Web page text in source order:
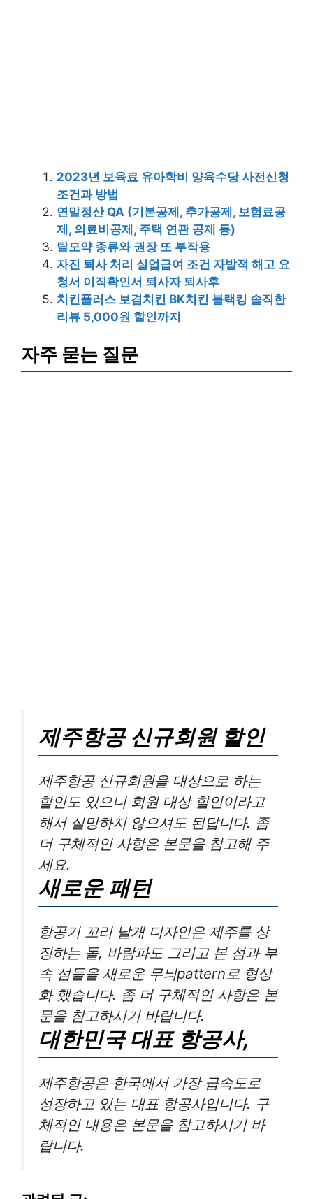
2023년 보육료 유아학비 양육수당 사전신청
조건과 방법
연말정산 QA (기본공제, 추가공제, 보험료공
제, 의료비공제, 주택 연관 공제 등)
탈모약 종류와 권장 또 부작용
자진 퇴사 처리 실업급여 조건 자발적 해고 요
청서 이직확인서 퇴사자 퇴사후
치킨플러스 보겸치킨 BK치킨 블랙킹 솔직한
리뷰 5,000원 할인까지
자주 묻는 질문
제주항공 신규회원 할인
제주항공 신규회원을 대상으로 하는
할인도 있으니 회원 대상 할인이라고
해서 실망하지 않으셔도 된답니다. 좀
더 구체적인 사항은 본문을 참고해 주
세요.
새로운 패턴
항공기 꼬리 날개 디자인은 제주를 상
징하는 돌, 바람파도 그리고 본 섬과 부
속 섬들을 새로운 무늬pattern로 형상
화 했습니다. 좀 더 구체적인 사항은 본
문을 참고하시기 바랍니다.
대한민국 대표 항공사,
제주항공은 한국에서 가장 급속도로
성장하고 있는 대표 항공사입니다. 구
체적인 내용은 본문을 참고하시기 바
랍니다.